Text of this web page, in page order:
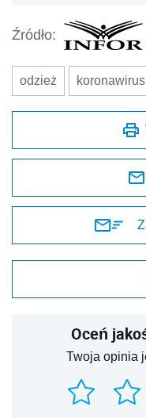
Źródło:
odzież koronawirus
Oceń
Twoja opinia